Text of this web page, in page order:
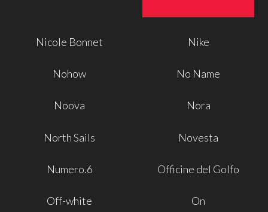
Nicole Bonnet Nike
Nohow No Name
Noova Nora
North Sails Novesta
Numero.6 Officine del Golfo
Off-white On